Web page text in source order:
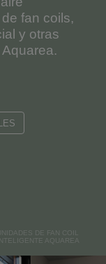
fan coils,
y otras
DE FAN COIL
INTELIGENTE AQUAREA